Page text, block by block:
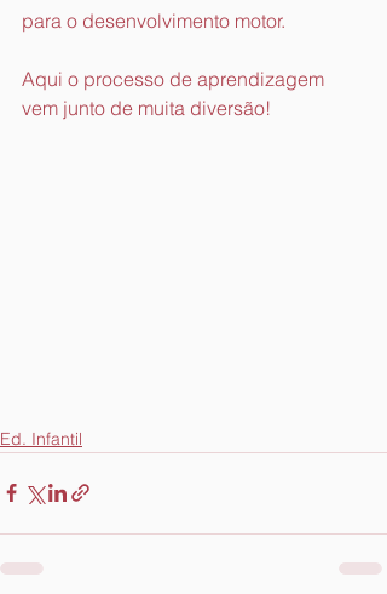
para o desenvolvimento motor.
Aqui o processo de aprendizagem
vem junto de muita diversão!
Ed. Infantil